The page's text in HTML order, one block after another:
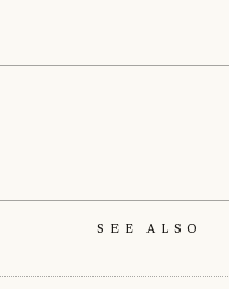
See Also